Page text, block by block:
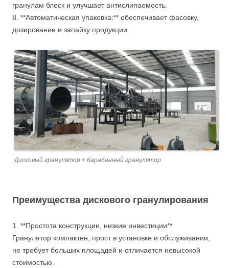
гранулам блеск и улучшает антислипаемость.
8. **Автоматическая упаковка:** обеспечивает фасовку,
дозирование и запайку продукции.
Дисковый гранулятор + барабанный гранулятор
Преимущества дискового гранулирования
1. **Простота конструкции, низкие инвестиции**
Гранулятор компактен, прост в установке и обслуживании,
не требует больших площадей и отличается невысокой
стоимостью.